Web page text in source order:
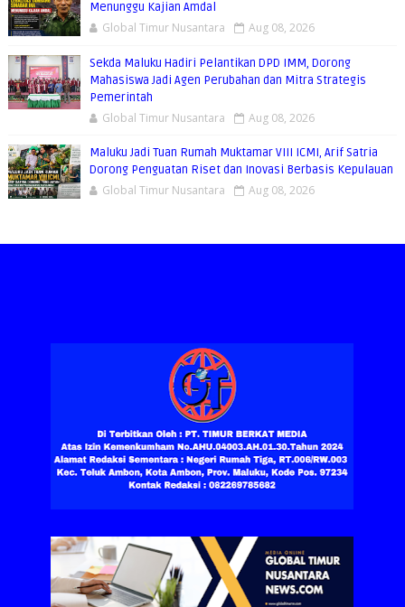
Menunggu Kajian Amdal
Global Timur Nusantara Aug 08, 2026
Sekda Maluku Hadiri Pelantikan DPD IMM, Dorong
Mahasiswa Jadi Agen Perubahan dan Mitra Strategis
Pemerintah
Global Timur Nusantara Aug 08, 2026
Maluku Jadi Tuan Rumah Muktamar VIII ICMI, Arif Satria
Dorong Penguatan Riset dan Inovasi Berbasis Kepulauan
Global Timur Nusantara Aug 08, 2026